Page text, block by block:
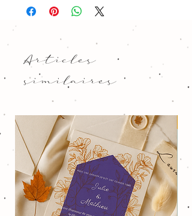
couché & texturé
Articles
similaires